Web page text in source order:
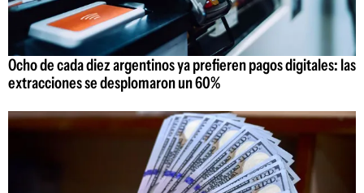
Ocho de cada diez argentinos ya prefieren pagos digitales: las
extracciones se desplomaron un 60%